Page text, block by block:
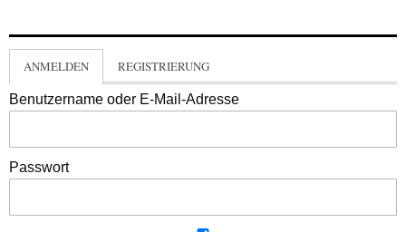
ANMELDEN REGISTRIERUNG
Benutzername oder E-Mail-Adresse
Passwort